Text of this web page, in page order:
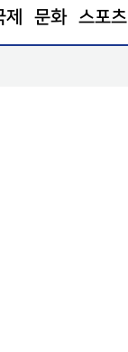
제 문화 스포츠